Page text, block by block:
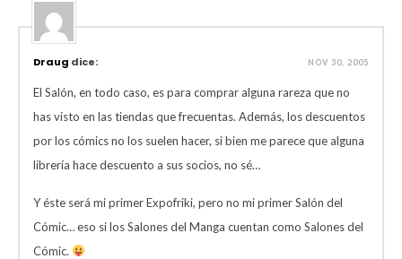
Draug dice: NOV 30, 2005
El Salón, en todo caso, es para comprar alguna rareza que no
has visto en las tiendas que frecuentas. Además, los descuentos
por los cómics no los suelen hacer, si bien me parece que alguna
librería hace descuento a sus socios, no sé…
Y éste será mi primer Expofriki, pero no mi primer Salón del
Cómic… eso si los Salones del Manga cuentan como Salones del
Cómic.